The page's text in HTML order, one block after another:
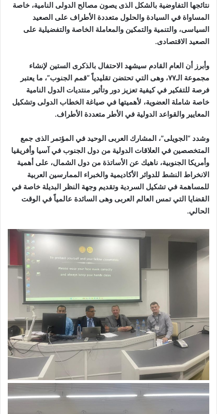
نتائجها التفاوضية بالشكل الذى يصون مصالح الدولى النامية، خاصة
المساواة في السيادة والحلول متعددة الأطراف على الصعيد
السياسى، والتنمية والتمكين والمعاملة الخاصة والتفضيلية على
الصعيد الاقتصادى.
وأبرز أن العام القادم سيشهد الاحتفال بالذكرى الستين لإنشاء
مجموعة الـ٧٧، وهى التي تحتضن تقليدياً “قمم الجنوب”، ما يعتبر
فرصة للتفكير في كيفية تعزيز دور وتأثير منتديات الدول النامية
خاصة شاملة العضوية، لأهميتها في صياغة الخطاب الدولى وتشكيل
المعايير والقواعد الدولية في الأطر متعددة الأطراف.
وشدد “الجويلى”، المشارك العربى الوحيد في المؤتمر الذى جمع
المتخصصين في العلاقات الدولية من دول الجنوب في آسيا وأفريقيا
وأمريكا الجنوبية، ناهيك عن الأساتذة من دول الشمال، على أهمية
الانخراط النشط للدوائر الأكاديمية والخبراء الممارسين العربية
للمساهمة في تشكيل السردية وتقديم وجهة النظر البديلة خاصة في
القضايا التي تمس العالم العربى وهى السائدة عالمياً في الوقت
الحالي.